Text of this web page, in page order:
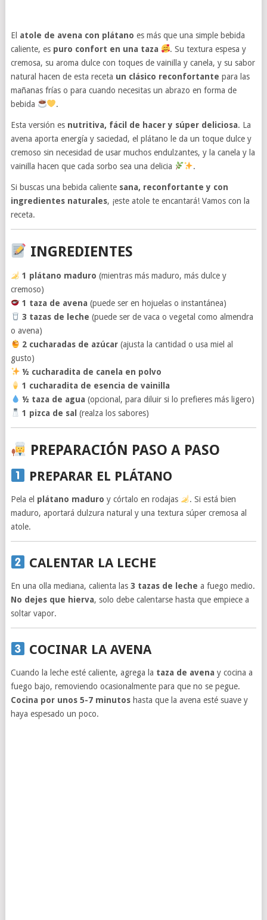
El atole de avena con plátano es más que una simple bebida
caliente, es puro confort en una taza
. Su textura espesa y
cremosa, su aroma dulce con toques de vainilla y canela, y su sabor
natural hacen de esta receta un clásico reconfortante para las
mañanas frías o para cuando necesitas un abrazo en forma de
bebida
.
Esta versión es nutritiva, fácil de hacer y súper deliciosa. La
avena aporta energía y saciedad, el plátano le da un toque dulce y
cremoso sin necesidad de usar muchos endulzantes, y la canela y la
vainilla hacen que cada sorbo sea una delicia
.
Si buscas una bebida caliente sana, reconfortante y con
ingredientes naturales, ¡este atole te encantará! Vamos con la
receta.
INGREDIENTES
1 plátano maduro (mientras más maduro, más dulce y
cremoso)
1 taza de avena (puede ser en hojuelas o instantánea)
3 tazas de leche (puede ser de vaca o vegetal como almendra
o avena)
2 cucharadas de azúcar (ajusta la cantidad o usa miel al
gusto)
½ cucharadita de canela en polvo
1 cucharadita de esencia de vainilla
½ taza de agua (opcional, para diluir si lo prefieres más ligero)
1 pizca de sal (realza los sabores)
PREPARACIÓN PASO A PASO
PREPARAR EL PLÁTANO
Pela el plátano maduro y córtalo en rodajas
. Si está bien
maduro, aportará dulzura natural y una textura súper cremosa al
atole.
CALENTAR LA LECHE
En una olla mediana, calienta las 3 tazas de leche a fuego medio.
No dejes que hierva, solo debe calentarse hasta que empiece a
soltar vapor.
COCINAR LA AVENA
Cuando la leche esté caliente, agrega la taza de avena y cocina a
fuego bajo, removiendo ocasionalmente para que no se pegue.
Cocina por unos 5-7 minutoshasta que la avena esté suave y
haya espesado un poco.